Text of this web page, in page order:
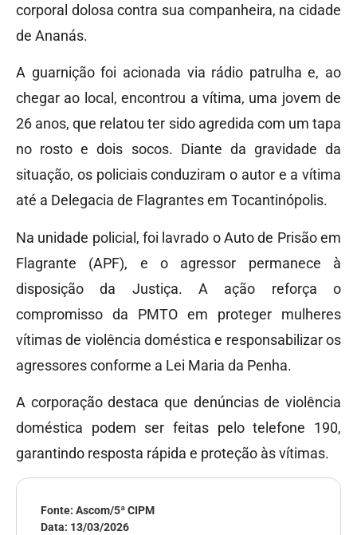
corporal dolosa contra sua companheira, na cidade
de Ananás.
A guarnição foi acionada via rádio patrulha e, ao
chegar ao local, encontrou a vítima, uma jovem de
26 anos, que relatou ter sido agredida com um tapa
no rosto e dois socos. Diante da gravidade da
situação, os policiais conduziram o autor e a vítima
até a Delegacia de Flagrantes em Tocantinópolis.
Na unidade policial, foi lavrado o Auto de Prisão em
Flagrante (APF), e o agressor permanece à
disposição da Justiça. A ação reforça o
compromisso da PMTO em proteger mulheres
vítimas de violência doméstica e responsabilizar os
agressores conforme a Lei Maria da Penha.
A corporação destaca que denúncias de violência
doméstica podem ser feitas pelo telefone 190,
garantindo resposta rápida e proteção às vítimas.
Fonte: Ascom/5ª CIPM
Data: 13/03/2026